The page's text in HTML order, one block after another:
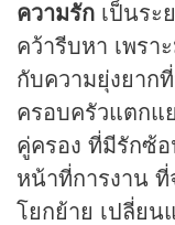
ความรัก เป็นระ
คว้ารีบหา เพรา
กับความยุ่งยา
ครอบครัวแตกแ
คู่ครอง ที่มีรักซ้
หน้าที่การงาน ที่
โยกย้าย เปลี่ย